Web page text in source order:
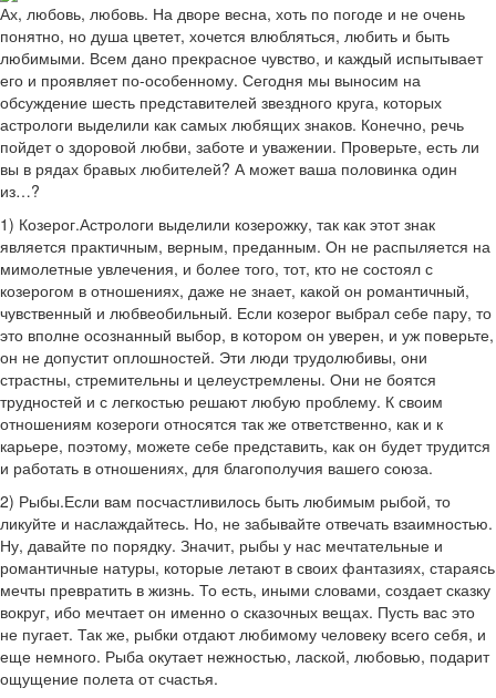
Ах, любовь, любовь. На дворе весна, хоть по погоде и не очень
понятно, но душа цветет, хочется влюбляться, любить и быть
любимыми. Всем дано прекрасное чувство, и каждый испытывает
его и проявляет по-особенному. Сегодня мы выносим на
обсуждение шесть представителей звездного круга, которых
астрологи выделили как самых любящих знаков. Конечно, речь
пойдет о здоровой любви, заботе и уважении. Проверьте, есть ли
вы в рядах бравых любителей? А может ваша половинка один
из…?
1) Козерог.Астрологи выделили козерожку, так как этот знак
является практичным, верным, преданным. Он не распыляется на
мимолетные увлечения, и более того, тот, кто не состоял с
козерогом в отношениях, даже не знает, какой он романтичный,
чувственный и любвеобильный. Если козерог выбрал себе пару, то
это вполне осознанный выбор, в котором он уверен, и уж поверьте,
он не допустит оплошностей. Эти люди трудолюбивы, они
страстны, стремительны и целеустремлены. Они не боятся
трудностей и с легкостью решают любую проблему. К своим
отношениям козероги относятся так же ответственно, как и к
карьере, поэтому, можете себе представить, как он будет трудится
и работать в отношениях, для благополучия вашего союза.
2) Рыбы.Если вам посчастливилось быть любимым рыбой, то
ликуйте и наслаждайтесь. Но, не забывайте отвечать взаимностью.
Ну, давайте по порядку. Значит, рыбы у нас мечтательные и
романтичные натуры, которые летают в своих фантазиях, стараясь
мечты превратить в жизнь. То есть, иными словами, создает сказку
вокруг, ибо мечтает он именно о сказочных вещах. Пусть вас это
не пугает. Так же, рыбки отдают любимому человеку всего себя, и
еще немного. Рыба окутает нежностью, лаской, любовью, подарит
ощущение полета от счастья.